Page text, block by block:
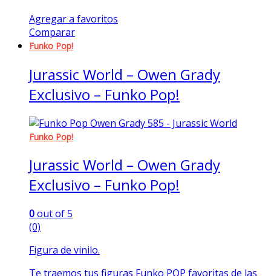
Agregar a favoritos
Comparar
Funko Pop!
Jurassic World – Owen Grady
Exclusivo – Funko Pop!
Funko Pop!
Jurassic World – Owen Grady
Exclusivo – Funko Pop!
0out of 5
(0)
Figura de vinilo.
Te traemos tus figuras Funko POP favoritas de las